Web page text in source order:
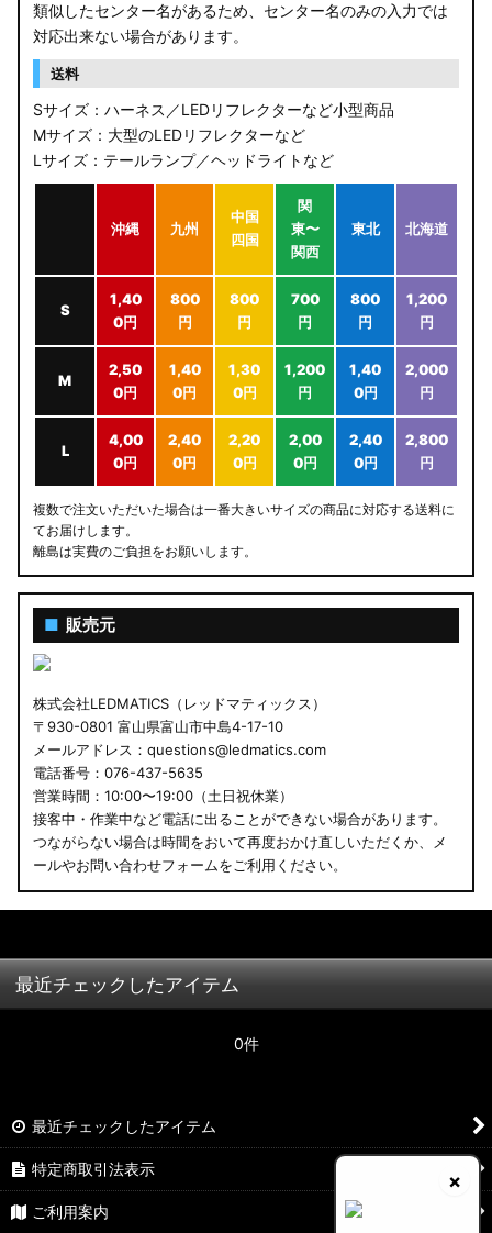
類似したセンター名があるため、センター名のみの入力では
対応出来ない場合があります。
送料
Sサイズ：ハーネス／LEDリフレクターなど小型商品
Mサイズ：大型のLEDリフレクターなど
Lサイズ：テールランプ／ヘッドライトなど
沖縄 九州
中国
四国
関
東〜
関西
東北 北海道
S
1,40
0円
800
円
800
円
700
円
800
円
1,200
円
M
2,50
0円
1,40
0円
1,30
0円
1,200
円
1,40
0円
2,000
円
L
4,00
0円
2,40
0円
2,20
0円
2,00
0円
2,40
0円
2,800
円
複数で注文いただいた場合は一番大きいサイズの商品に対応する送料に
てお届けします。
離島は実費のご負担をお願いします。
■ 販売元
株式会社LEDMATICS（レッドマティックス）
〒930-0801 富山県富山市中島4-17-10
メールアドレス：questions@ledmatics.com
電話番号：076-437-5635
営業時間：10:00〜19:00（土日祝休業）
接客中・作業中など電話に出ることができない場合があります。
つながらない場合は時間をおいて再度おかけ直しいただくか、メ
ールやお問い合わせフォームをご利用ください。
×
最近チェックしたアイテム
0件
最近チェックしたアイテム
特定商取引法表示
ご利用案内